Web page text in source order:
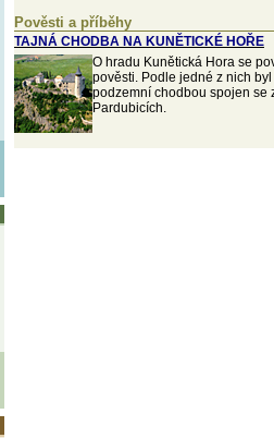
Pověsti a příběhy
TAJNÁ CHODBA NA KUNĚTICKÉ HOŘE
O hradu Kunětická Hora se
pověsti. Podle jedné z nich
podzemní chodbou spojen se
Pardubicích.